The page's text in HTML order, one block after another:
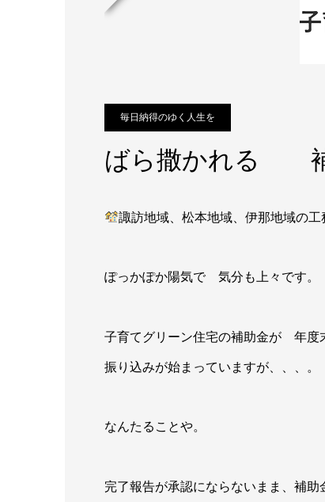
毎日納得のゆく人生を
ばら撒かれる
諏訪地域、松本地域、伊那地域の工
ぽっかぽか陽気で 気分も上々です。
子育てグリーン住宅の補助金が 年度
振り込みが始まっていますが、、、。
なんたることや。
完了報告が承認にならないまま、補助